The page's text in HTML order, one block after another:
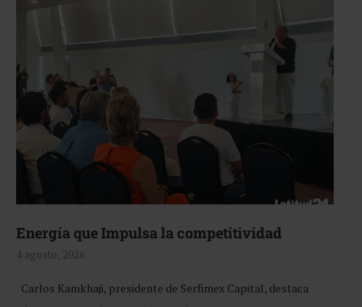
Energía que Impulsa la competitividad
4 agosto, 2026
Carlos Kamkhaji, presidente de Serfimex Capital, destaca